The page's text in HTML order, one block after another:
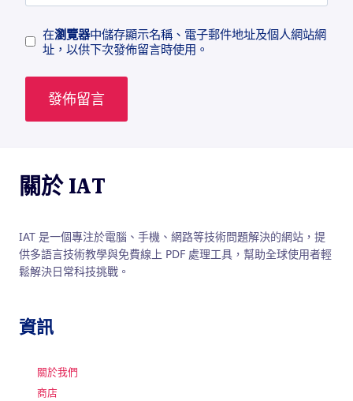
在瀏覽器中儲存顯示名稱、電子郵件地址及個人網站網
址，以供下次發佈留言時使用。
關於 IAT
IAT 是一個專注於電腦、手機、網路等技術問題解決的網站，提
供多語言技術教學與免費線上 PDF 處理工具，幫助全球使用者輕
鬆解決日常科技挑戰。
資訊
關於我們
商店